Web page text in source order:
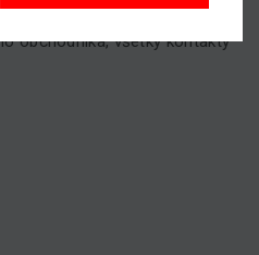
obchodníka, všetky kontakty